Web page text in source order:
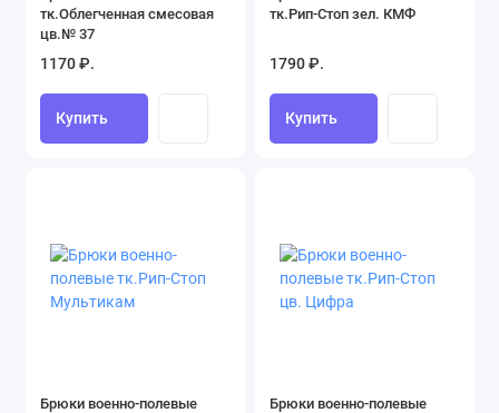
тк.Облегченная смесовая
цв.№ 37
1170 ₽.
Купить
тк.Рип-Стоп зел. КМФ
1790 ₽.
Купить
Брюки военно-полевые
Брюки военно-полевые